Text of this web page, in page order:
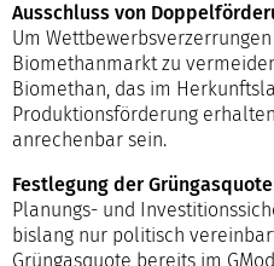
Ausschluss von
Um
Biomethanmarkt zu
Biomethan, das im
Produktionsförderung
anrechenbar sein.
Festlegung der Grüngasquote
Planungs- und
bislang nur politisch
Grüngasquote bereits im